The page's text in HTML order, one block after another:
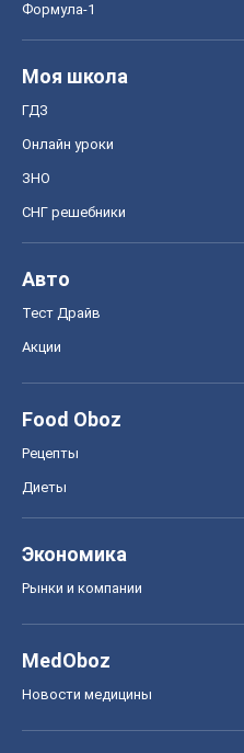
Формула-1
Моя школа
ГДЗ
Онлайн уроки
ЗНО
СНГ решебники
Авто
Тест Драйв
Акции
Food Oboz
Рецепты
Диеты
Экономика
Рынки и компании
MedOboz
Новости медицины